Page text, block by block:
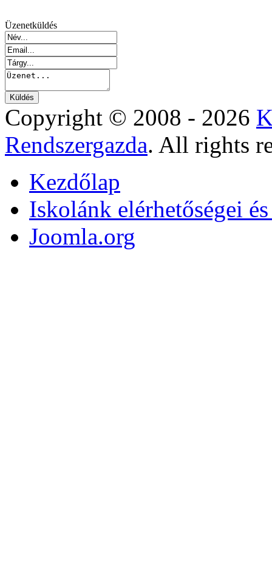
Üzenetküldés
Copyright © 2008 - 2026
Rendszergazda. All rights
Kezdőlap
Iskolánk elérhetőségei
Joomla.org